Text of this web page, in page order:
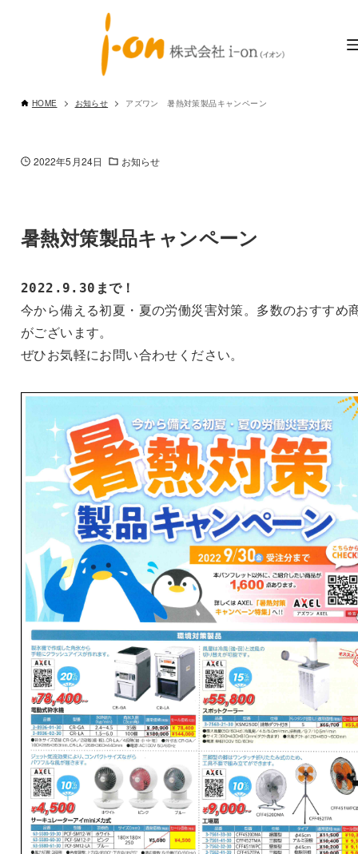
HOME お知らせ アズワン 暑熱対策製品キャンペーン
2022年5月24日 お知らせ
暑熱対策製品キャンペーン
2022.9.30まで！
今から備える初夏・夏の労働災害対策。多数のおすすめ
がございます。
ぜひお気軽にお問い合わせください。